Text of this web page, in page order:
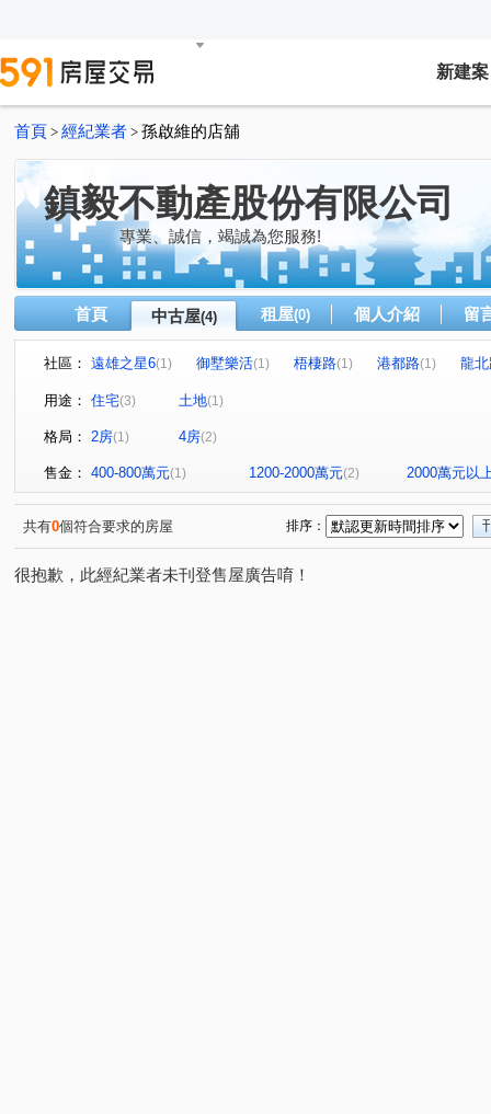
新建案
首頁 > 經紀業者 > 孫啟維的店舖
鎮毅不動產股份有限公司
專業、誠信，竭誠為您服務!
首頁 中古屋(4) 租屋(0) 個人介紹 留
社區： 遠雄之星6(1) 御墅樂活(1) 梧棲路(1) 港都路(1) 龍
用途： 住宅(3) 土地(1)
格局： 2房(1) 4房(2)
售金： 400-800萬元(1) 1200-2000萬元(2) 2000萬元以
共有0個符合要求的房屋 排序：
很抱歉，此經紀業者未刊登售屋廣告唷！